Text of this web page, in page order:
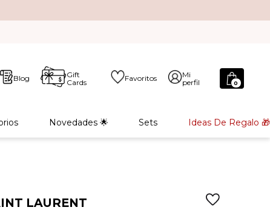
Blog
Gift
Cards
Favoritos
Mi
perfil
0
Novedades 🌟 Sets Ideas De Regalo 🎁
LAURENT